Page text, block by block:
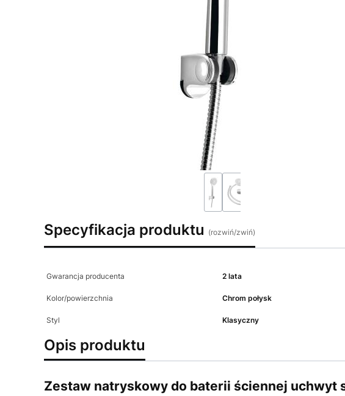
Specyfikacja produktu
Gwarancja producenta 2 lata
Kolor/powierzchnia Chrom połysk
Styl Klasyczny
Opis produktu
Zestaw natryskowy do baterii ściennej uchwyt